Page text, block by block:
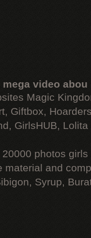
mega video abou
Magic
Giftbox,
GirlsHUB, Lolita
photos
material and
Syrup,